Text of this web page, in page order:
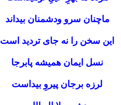
ماچنان سرو ودشمنان بیداند
این سخن را نه جاى تردید است
نسل ایمان همیشه پابرجا
لرزه برجان پیروِ بیداست